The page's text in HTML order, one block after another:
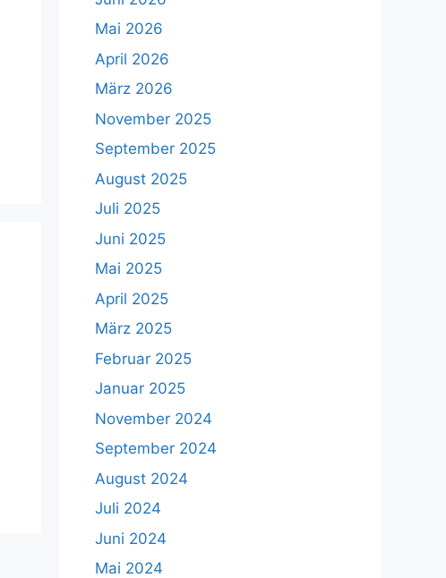
Mai 2026
April 2026
März 2026
November 2025
September 2025
August 2025
Juli 2025
Juni 2025
Mai 2025
April 2025
März 2025
Februar 2025
Januar 2025
November 2024
September 2024
August 2024
Juli 2024
Juni 2024
Mai 2024